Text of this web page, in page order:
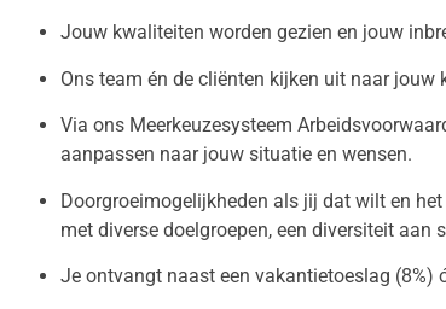
Jouw kwaliteiten worden gezien en jouw
Ons team én de cliënten kijken uit naar jouw
Via ons Meerkeuzesysteem
aanpassen naar jouw situatie en wensen.
Doorgroeimogelijkheden als jij dat wilt en
met diverse doelgroepen, een diversiteit aan
Je ontvangt naast een vakantietoeslag (8%)